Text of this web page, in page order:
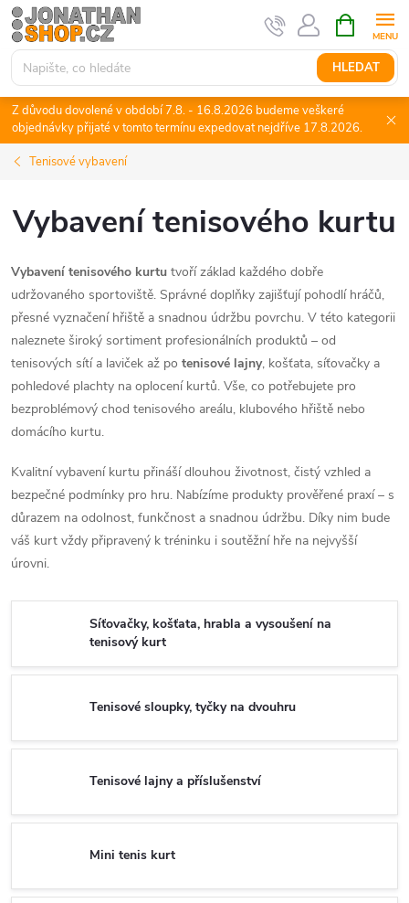
Přejít
na
obsah
HLEDAT
NÁKUPNÍ
KOŠÍK
Z důvodu dovolené v období 7.8. - 16.8.2026 budeme veškeré
objednávky přijaté v tomto termínu expedovat nejdříve 17.8.2026.
Tenisové vybavení
Vybavení tenisového kurtu
Vybavení tenisového kurtu tvoří základ každého dobře
udržovaného sportoviště. Správné doplňky zajišťují pohodlí hráčů,
přesné vyznačení hřiště a snadnou údržbu povrchu. V této kategorii
naleznete široký sortiment profesionálních produktů – od
tenisových sítí a laviček až po tenisové lajny, košťata, síťovačky a
pohledové plachty na oplocení kurtů. Vše, co potřebujete pro
bezproblémový chod tenisového areálu, klubového hřiště nebo
domácího kurtu.
Kvalitní vybavení kurtu přináší dlouhou životnost, čistý vzhled a
bezpečné podmínky pro hru. Nabízíme produkty prověřené praxí – s
důrazem na odolnost, funkčnost a snadnou údržbu. Díky nim bude
váš kurt vždy připravený k tréninku i soutěžní hře na nejvyšší
úrovni.
Síťovačky, košťata, hrabla a vysoušení na
tenisový kurt
Tenisové sloupky, tyčky na dvouhru
Tenisové lajny a příslušenství
Mini tenis kurt